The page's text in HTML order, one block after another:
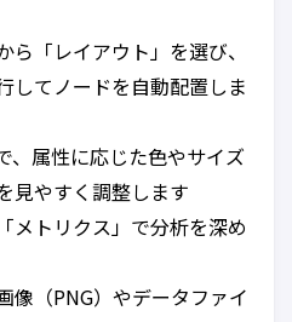
ら「レイアウト」を選び、
してノードを自動配置しま
、属性に応じた色やサイズ
見やすく調整します
メトリクス」で分析を深め
像（PNG）やデータファイ